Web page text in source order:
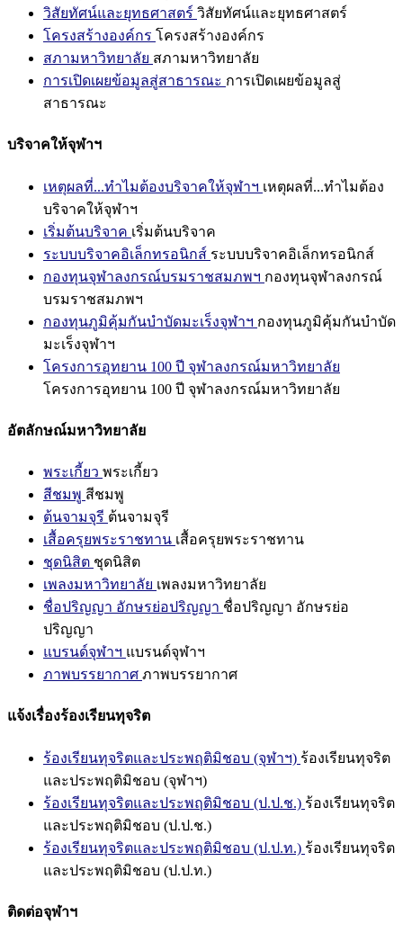
วิสัยทัศน์และยุทธศาสตร์ วิสัยทัศน์และยุทธศาสตร์
โครงสร้างองค์กร โครงสร้างองค์กร
สภามหาวิทยาลัย สภามหาวิทยาลัย
การเปิดเผยข้อมูลสู่สาธารณะ การเปิดเผยข้อมูลสู่
สาธารณะ
บริจาคให้จุฬาฯ
เหตุผลที่...ทำไมต้องบริจาคให้จุฬาฯ เหตุผลที่...ทำไมต้อง
บริจาคให้จุฬาฯ
เริ่มต้นบริจาค เริ่มต้นบริจาค
ระบบบริจาคอิเล็กทรอนิกส์ ระบบบริจาคอิเล็กทรอนิกส์
กองทุนจุฬาลงกรณ์บรมราชสมภพฯ กองทุนจุฬาลงกรณ์
บรมราชสมภพฯ
กองทุนภูมิคุ้มกันบำบัดมะเร็งจุฬาฯ กองทุนภูมิคุ้มกันบำบัด
มะเร็งจุฬาฯ
โครงการอุทยาน 100 ปี จุฬาลงกรณ์มหาวิทยาลัย
โครงการอุทยาน 100 ปี จุฬาลงกรณ์มหาวิทยาลัย
อัตลักษณ์มหาวิทยาลัย
พระเกี้ยว พระเกี้ยว
สีชมพู สีชมพู
ต้นจามจุรี ต้นจามจุรี
เสื้อครุยพระราชทาน เสื้อครุยพระราชทาน
ชุดนิสิต ชุดนิสิต
เพลงมหาวิทยาลัย เพลงมหาวิทยาลัย
ชื่อปริญญา อักษรย่อปริญญา ชื่อปริญญา อักษรย่อ
ปริญญา
แบรนด์จุฬาฯ แบรนด์จุฬาฯ
ภาพบรรยากาศ ภาพบรรยากาศ
แจ้งเรื่องร้องเรียนทุจริต
ร้องเรียนทุจริตและประพฤติมิชอบ (จุฬาฯ) ร้องเรียนทุจริต
และประพฤติมิชอบ (จุฬาฯ)
ร้องเรียนทุจริตและประพฤติมิชอบ (ป.ป.ช.) ร้องเรียนทุจริต
และประพฤติมิชอบ (ป.ป.ช.)
ร้องเรียนทุจริตและประพฤติมิชอบ (ป.ป.ท.) ร้องเรียนทุจริต
และประพฤติมิชอบ (ป.ป.ท.)
ติดต่อจุฬาฯ